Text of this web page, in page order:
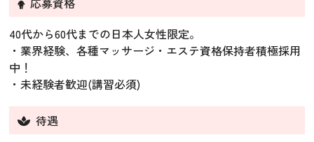
40代から60代までの日本人女性限定。
・業界経験、各種マッサージ・エステ資格保持者積極採用
中！
・未経験者歓迎(講習必須)
待遇